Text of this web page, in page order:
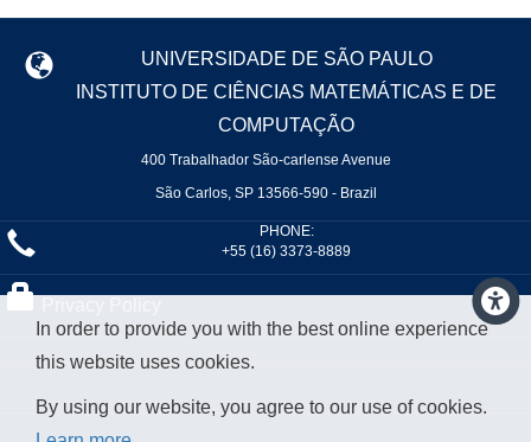
UNIVERSIDADE DE SÃO PAULO
INSTITUTO DE CIÊNCIAS MATEMÁTICAS E DE
COMPUTAÇÃO
400 Trabalhador São-carlense Avenue
São Carlos, SP 13566-590 - Brazil
PHONE:
+55 (16) 3373-8889
In order to provide you with the best online experience
this website uses cookies.
By using our website, you agree to our use of cookies.